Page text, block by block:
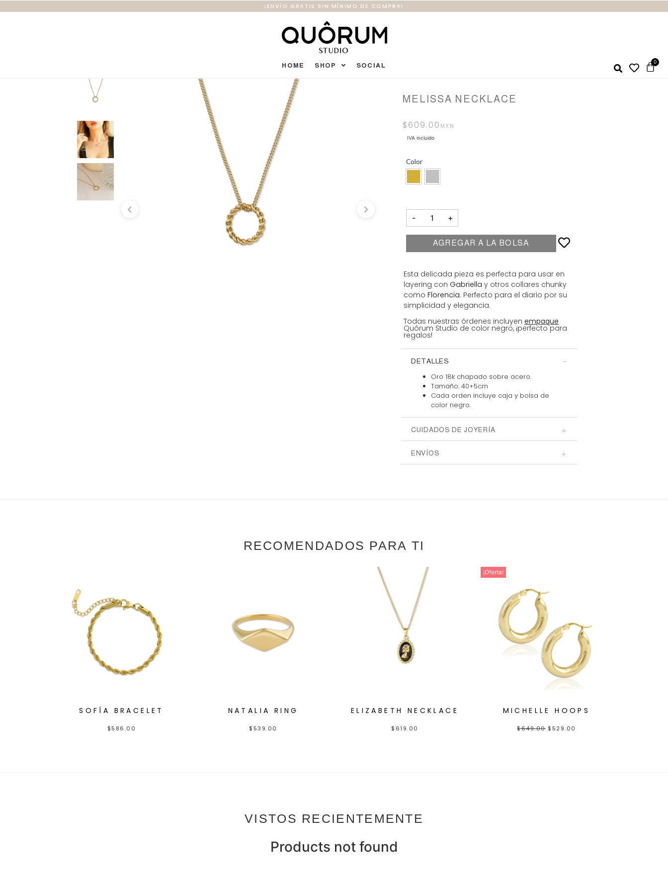
¡ENVÍO GRATIS SIN MÍNIMO DE COMPRA!
HOME SHOP SOCIAL
MELISSA NECKLACE
$609.00
IVA incluido
Color
- +
AGREGAR A LA BOLSA
Esta delicada pieza es perfecta para usar en
layering con Gabriella y otros collares chunky
como Florencia. Perfecto para el diario por su
simplicidad y elegancia.
Todas nuestras órdenes incluyen empaque
Quôrum Studio de color negro, ¡perfecto para
regalos!
DETALLES
Oro 18k chapado sobre acero.
Tamaño: 40+5cm
Cada orden incluye caja y bolsa de
color negro.
CUIDADOS DE JOYERÍA
ENVÍOS
RECOMENDADOS PARA TI
SOFÍA BRACELET
$586.00
NATALIA RING
$ 539.00
ELIZABETH NECKLACE
$ 619.00
¡Oferta!
MICHELLE HOOPS
$649.00 $ 529.00
VISTOS RECIENTEMENTE
Products not found